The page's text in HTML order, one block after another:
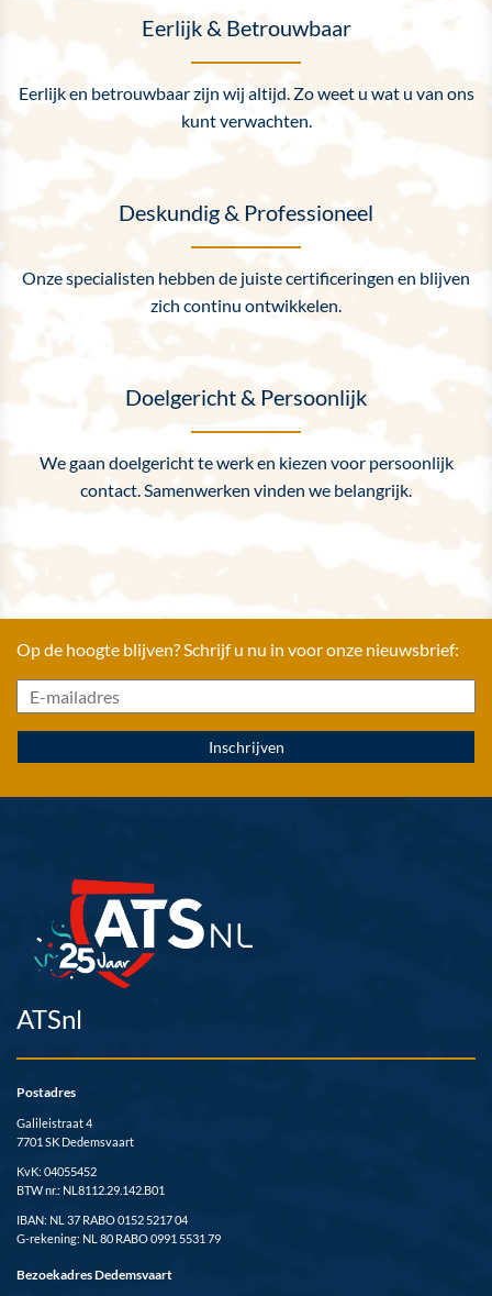
Eerlijk & Betrouwbaar
Eerlijk en betrouwbaar zijn wij altijd. Zo weet u wat u van ons
kunt verwachten.
Deskundig & Professioneel
Onze specialisten hebben de juiste certificeringen en blijven
zich continu ontwikkelen.
Doelgericht & Persoonlijk
We gaan doelgericht te werk en kiezen voor persoonlijk
contact. Samenwerken vinden we belangrijk.
Op de hoogte blijven? Schrijf u nu in voor onze nieuwsbrief:
ATSnl
Postadres
Galileistraat 4
7701 SK Dedemsvaart
KvK: 04055452
BTW nr.: NL8112.29.142.B01
IBAN: NL 37 RABO 0152 5217 04
G-rekening: NL 80 RABO 0991 5531 79
Bezoekadres Dedemsvaart